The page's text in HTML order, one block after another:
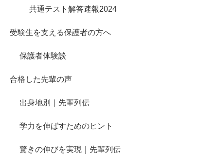
共通テスト解答速報2024
受験生を支える保護者の方へ
保護者体験談
合格した先輩の声
出身地別｜先輩列伝
学力を伸ばすためのヒント
驚きの伸びを実現｜先輩列伝